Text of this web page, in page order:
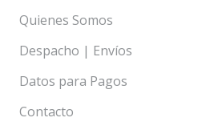
Quienes Somos
Despacho | Envíos
Datos para Pagos
Contacto